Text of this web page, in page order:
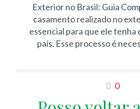
Exterior no Brasil: Guia
casamento realizado no
essencial para que ele tenha
país. Esse processo é
0